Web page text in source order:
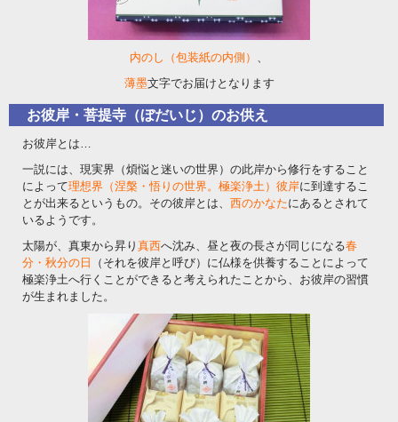
内のし（包装紙の内側） 、
薄墨文字でお届けとなります
お彼岸・菩提寺（ぼだいじ）のお供え
お彼岸とは…
一説には、現実界（煩悩と迷いの世界）の此岸から修行をすること
によって理想界（涅槃・悟りの世界。極楽浄土）彼岸に到達するこ
とが出来るというもの。その彼岸とは、 西のかなたにあるとされて
いるようです。
太陽が、真東から昇り 真西へ沈み、昼と夜の長さが同じになる春
分・秋分の日
（それを彼岸と呼び）に仏様を供養することによって
極楽浄土へ行くことができると考えられたことから、お彼岸の習慣
が生まれました。